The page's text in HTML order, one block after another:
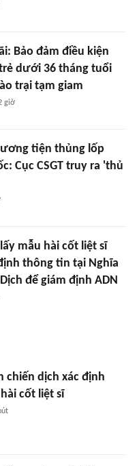
Bảo đảm điều kiện
dưới 36 tháng tuổi
trại tạm giam
giờ
tiện thủng lốp
Cục CSGT truy ra 'thủ
mẫu hài cốt liệt sĩ
thông tin tại Nghĩa
để giám định ADN
chiến dịch xác định
cốt liệt sĩ